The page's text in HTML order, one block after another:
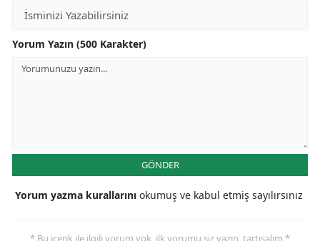
Yorum Yazın (500 Karakter)
GÖNDER
Yorum yazma kurallarını okumuş ve kabul etmiş sayılırsınız
* Bu içerik ile ilgili yorum yok, ilk yorumu siz yazın, tartışalım *